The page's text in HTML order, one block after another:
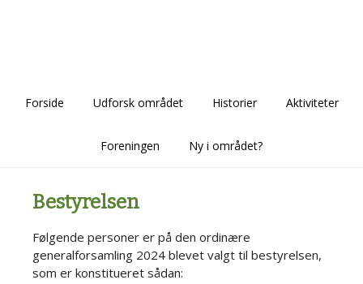
Forside Udforsk området Historier Aktiviteter
Foreningen Ny i området?
Bestyrelsen
Følgende personer er på den ordinære
generalforsamling 2024 blevet valgt til bestyrelsen,
som er konstitueret sådan: